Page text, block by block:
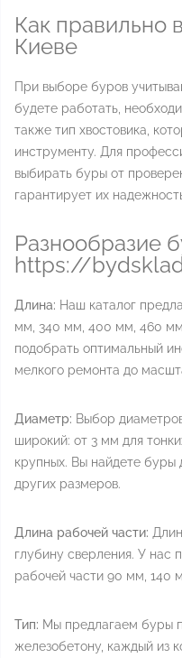
Как правильно
Киеве
При выборе буров
будете работать,
также тип хвостовика,
инструменту. Для
выбирать буры от
гарантирует их
Разнообразие
https://
Длина: Наш каталог
мм, 340 мм, 400 мм, 460
подобрать оптимальный
мелкого ремонта до
Диаметр: Выбор
широкий: от 3 мм для
крупных. Вы найдете
других размеров.
Длина рабочей части:
глубину сверления. У нас
рабочей части 90 мм,
Тип: Мы предлагаем буры
железобетону, каждый из